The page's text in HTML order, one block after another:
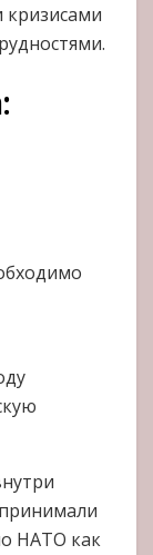
кризисами
НАТО как